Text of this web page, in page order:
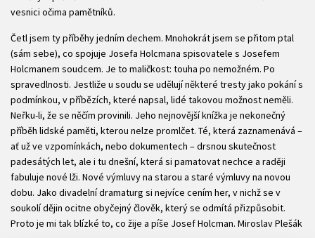
vesnici očima pamětníků.
Četl jsem ty příběhy jedním dechem. Mnohokrát jsem se přitom ptal
(sám sebe), co spojuje Josefa Holcmana spisovatele s Josefem
Holcmanem soudcem. Je to maličkost: touha po nemožném. Po
spravedlnosti. Jestliže u soudu se udělují některé tresty jako pokání s
podmínkou, v příbězích, které napsal, lidé takovou možnost neměli.
Neřku-li, že se něčím provinili. Jeho nejnovější knížka je nekonečný
příběh lidské paměti, kterou nelze promlčet. Té, která zaznamenává –
ať už ve vzpomínkách, nebo dokumentech – drsnou skutečnost
padesátých let, ale i tu dnešní, která si pamatovat nechce a raději
fabuluje nové lži. Nové výmluvy na starou a staré výmluvy na novou
dobu. Jako divadelní dramaturg si nejvíce cením her, v nichž se v
soukolí dějin ocitne obyčejný člověk, který se odmítá přizpůsobit.
Proto je mi tak blízké to, co žije a píše Josef Holcman. Miroslav Plešák